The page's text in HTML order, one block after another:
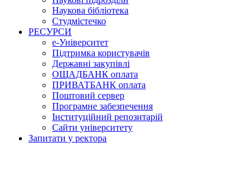
Наукова бібліотека
Студмістечко
РЕСУРСИ
е-Університет
Підтримка користувачів
Державні закупівлі
ОЩАДБАНК оплата
ПРИВАТБАНК оплата
Поштовий сервер
Програмне забезпечення
Інституційний репозитарій
Сайти університету
Запитати у ректора